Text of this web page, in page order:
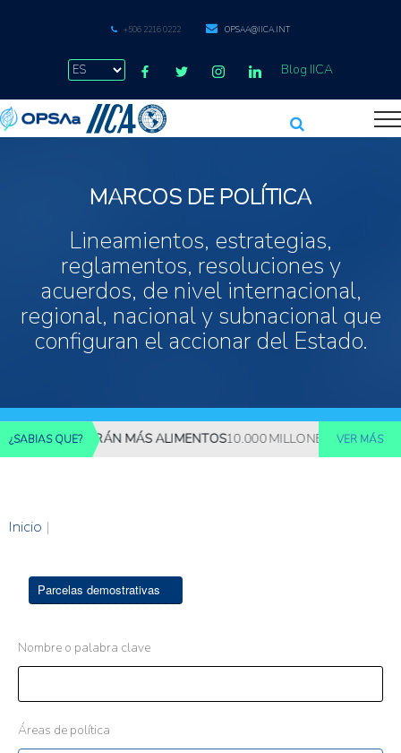
+506 2216 0222 OPSAA@IICA.INT
Blog IICA
MARCOS DE POLÍTICA
Lineamientos, estrategias,
reglamentos, resoluciones y
acuerdos, de nivel internacional,
regional, nacional y subnacional que
configuran el accionar del Estado.
¿SABIAS QUE?
REQUERIRÁN MÁS ALIMENTOS10.000 MILLONES DE VER MÁS
Inicio |
Parcelas demostrativas
Nombre o palabra clave
Áreas de política